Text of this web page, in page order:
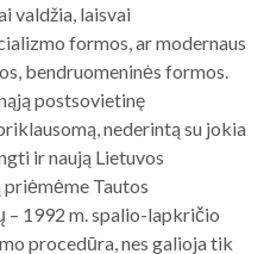
valdžia, laisvai
formos, ar modernaus
bendruomeninės formos.
postsovietinę
nederintą su jokia
ir naują Lietuvos
Tautos
– 1992 m. spalio-lapkričio
procedūra, nes galioja tik